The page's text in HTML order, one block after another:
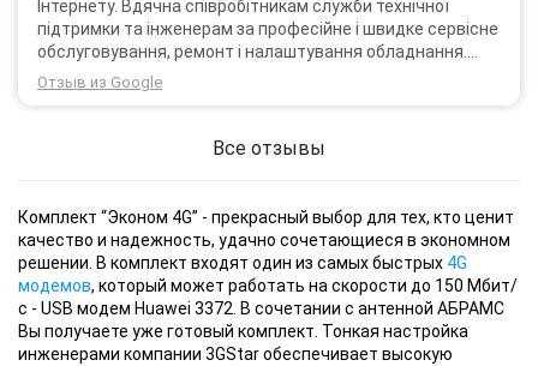
Інтернету. Вдячна співробітникам служби технічної
підтримки та інженерам за професійне і швидке сервісне
обслуговування, ремонт і налаштування обладнання.
Через 3 роки після покупки я не шкодую про прийняте
тоді рішення придбати обладнання в компанії 3G star
Отзыв из Google
Все отзывы
Комплект “Эконом 4G” - прекрасный выбор для тех, кто ценит
качество и надежность, удачно сочетающиеся в экономном
решении. В комплект входят один из самых быстрых 4G
модемов, который может работать на скорости до 150 Мбит/
с - USB модем Huawei 3372. В сочетании с антенной АБРАМС
Вы получаете уже готовый комплект. Тонкая настройка
инженерами компании 3GStar обеспечивает высокую